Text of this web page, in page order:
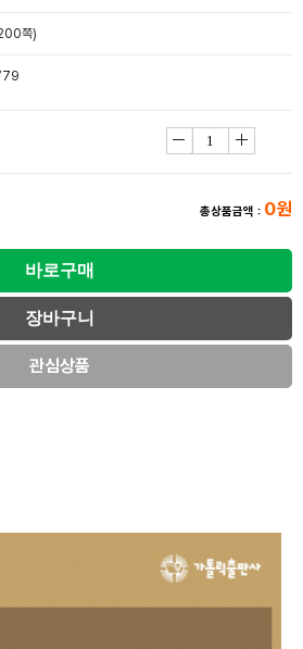
쪽)
총상품금액 : 0원
관심상품